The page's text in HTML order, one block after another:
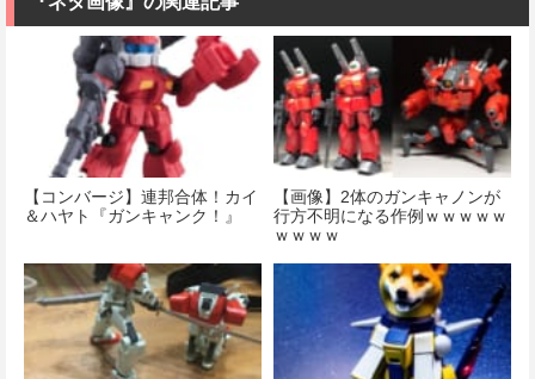
【コンバージ】連邦合体！カイ
＆ハヤト『ガンキャンク！』
【画像】2体のガンキャノンが
行方不明になる作例ｗｗｗｗｗ
ｗｗｗｗ